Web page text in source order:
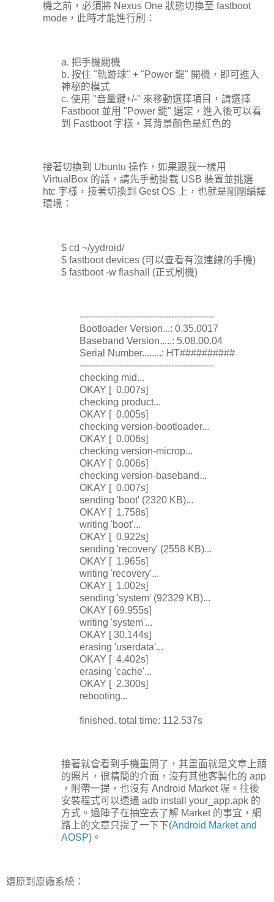
機之前，必須將 Nexus One 狀態切換至 fastboot
mode，此時才能進行刷：
a. 把手機關機
b. 按住 "軌跡球" + "Power 鍵" 開機，即可進入
神秘的模式
c. 使用 "音量鍵+/-" 來移動選擇項目，請選擇
Fastboot 並用 "Power 鍵" 選定，進入後可以看
到 Fastboot 字樣，其背景顏色是紅色的
接著切換到 Ubuntu 操作，如果跟我一樣用
VirtualBox 的話，請先手動掛載 USB 裝置並挑選
htc 字樣，接著切換到 Gest OS 上，也就是剛剛編譯
環境：
$ cd ~/yydroid/
$ fastboot devices (可以查看有沒連線的手機)
$ fastboot -w flashall (正式刷機)
--------------------------------------------
Bootloader Version...: 0.35.0017
Baseband Version.....: 5.08.00.04
Serial Number........: HT##########
--------------------------------------------
checking mid...
OKAY [ 0.007s]
checking product...
OKAY [ 0.005s]
checking version-bootloader...
OKAY [ 0.006s]
checking version-microp...
OKAY [ 0.006s]
checking version-baseband...
OKAY [ 0.007s]
sending 'boot' (2320 KB)...
OKAY [ 1.758s]
writing 'boot'...
OKAY [ 0.922s]
sending 'recovery' (2558 KB)...
OKAY [ 1.965s]
writing 'recovery'...
OKAY [ 1.002s]
sending 'system' (92329 KB)...
OKAY [ 69.955s]
writing 'system'...
OKAY [ 30.144s]
erasing 'userdata'...
OKAY [ 4.402s]
erasing 'cache'...
OKAY [ 2.300s]
rebooting...
finished. total time: 112.537s
接著就會看到手機重開了，其畫面就是文章上頭
的照片，很精簡的介面，沒有其他客製化的 app
，附帶一提，也沒有 Android Market 喔。往後
安裝程式可以透過 adb install your_app.apk 的
方式。過陣子在抽空去了解 Market 的事宜，網
路上的文章只提了一下下(Android Market and
AOSP)。
還原到原廠系統：